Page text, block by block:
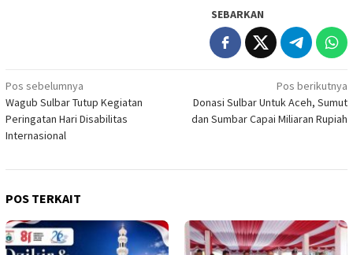
SEBARKAN
Navigasi
pos
Pos sebelumnya
Wagub Sulbar Tutup Kegiatan
Peringatan Hari Disabilitas
Internasional
Pos berikutnya
Donasi Sulbar Untuk Aceh, Sumut
dan Sumbar Capai Miliaran Rupiah
POS TERKAIT